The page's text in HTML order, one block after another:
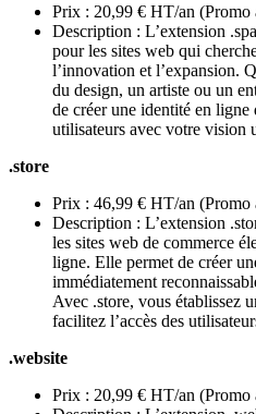
Prix : 20,99 € HT/an (Promo
Description : L’extension
pour les sites web qui
l’innovation et l’expansion.
du design, un artiste ou un
de créer une identité en
utilisateurs avec votre vision
.store
Prix : 46,99 € HT/an (Promo
Description : L’extension
les sites web de commerce
ligne. Elle permet de créer
immédiatement
Avec .store, vous établissez
facilitez l’accès des
.website
Prix : 20,99 € HT/an (Promo